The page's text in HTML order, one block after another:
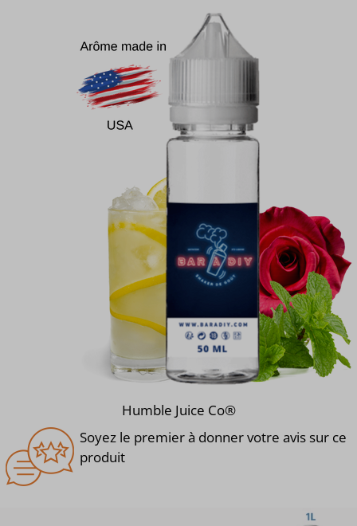
Humble Juice Co®
Soyez le premier à donner votre avis sur ce
produit